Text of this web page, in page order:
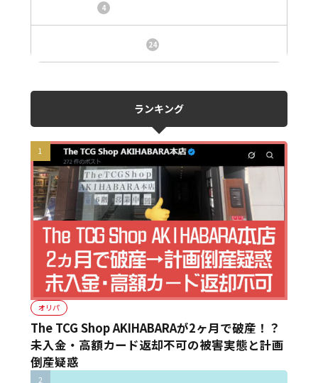
4
24
ランキング
オリパ
The TCG Shop AKIHABARAが2ヶ月で破産！？
未入金・高額カード返却不可の被害実態と計画
倒産疑惑